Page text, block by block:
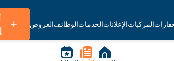
المركباتالإعلاناتالخدماتالوظائفالعروض